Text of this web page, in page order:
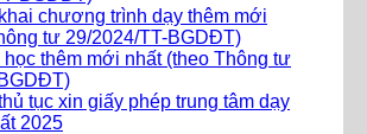
chương trình dạy thêm mới
tư 29/2024/TT-BGDĐT)
thêm mới nhất (theo Thông tư
tục xin giấy phép trung tâm dạy
2025